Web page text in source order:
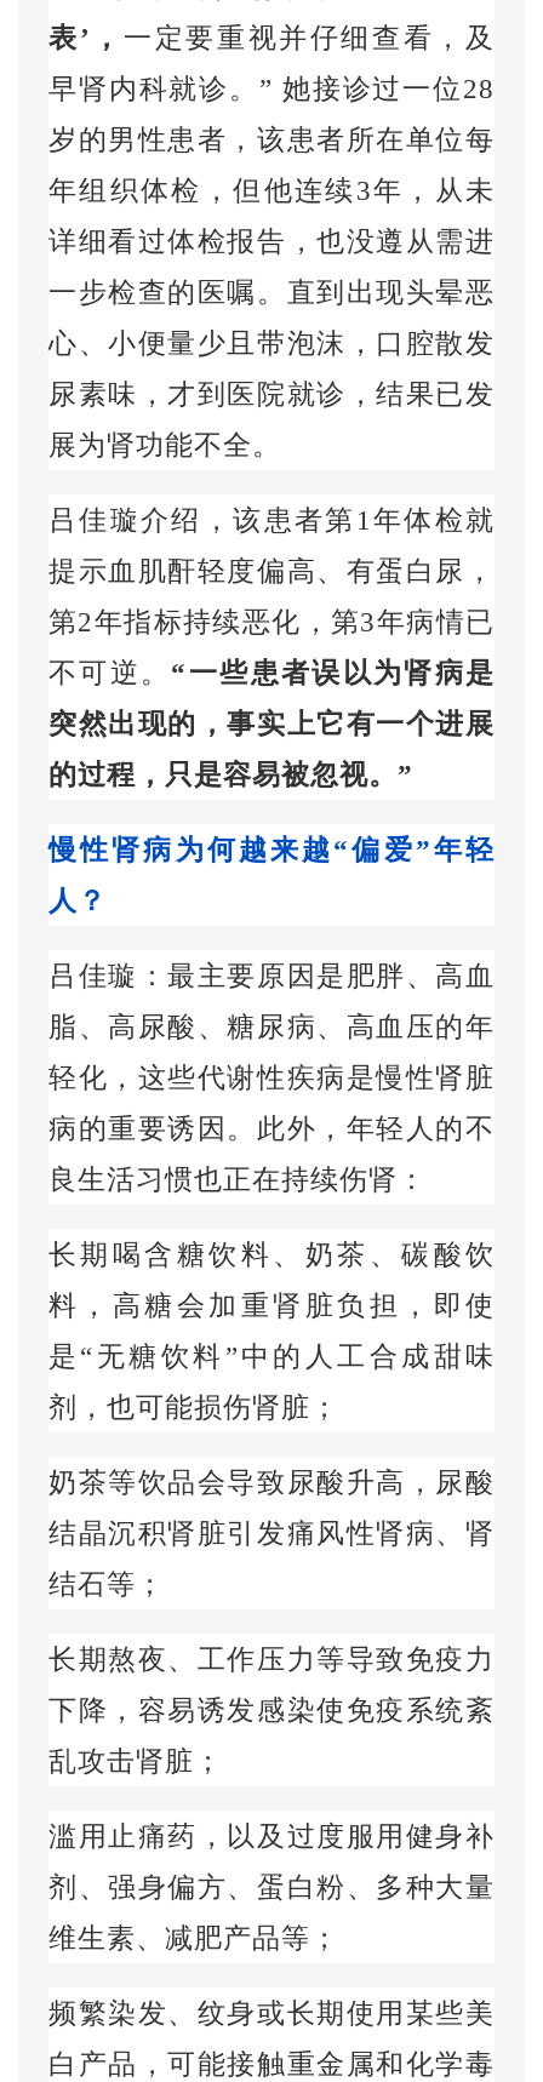
表’， 一定要重视并仔细查看，及
早肾内科就诊。” 她接诊过一位28
岁的男性患者，该患者所在单位每
年组织体检，但他连续3年，从未
详细看过体检报告，也没遵从需进
一步检查的医嘱。直到出现头晕恶
心、小便量少且带泡沫，口腔散发
尿素味，才到医院就诊，结果已发
展为肾功能不全。
吕佳璇介绍，该患者第 1 年体检就
提示血肌酐轻度偏高、有蛋白尿，
第2年指标持续恶化，第3年病情已
不可逆。 “一些患者误以为肾病是
突然出现的，事实上它有一个进展
的过程，只是容易被忽视。”
慢性肾病为何越来越“偏爱”年轻
人？
吕佳璇：最主要原因是肥胖、高血
脂、高尿酸、糖尿病、高血压的年
轻化，这些代谢性疾病是慢性肾脏
病的重要诱因。此外，年轻人的不
良生活习惯也正在持续伤肾：
长期喝含糖饮料、奶茶、碳酸饮
料，高糖会加重肾脏负担，即使
是“无糖饮料”中的人工合成甜味
剂，也可能损伤肾脏；
奶茶等饮品会导致尿酸升高，尿酸
结晶沉积肾脏引发痛风性肾病、肾
结石等；
长期熬夜、工作压力等导致免疫力
下降，容易诱发感染使免疫系统紊
乱攻击肾脏；
滥用止痛药，以及过度服用健身补
剂、强身偏方、蛋白粉、多种大量
维生素、减肥产品等；
频繁染发、纹身或长期使用某些美
白产品，可能接触重金属和化学毒